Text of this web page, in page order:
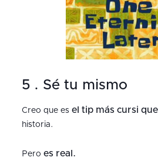
5 . Sé tu mismo
Creo que es el tip más cursi
historia.
Pero es real.